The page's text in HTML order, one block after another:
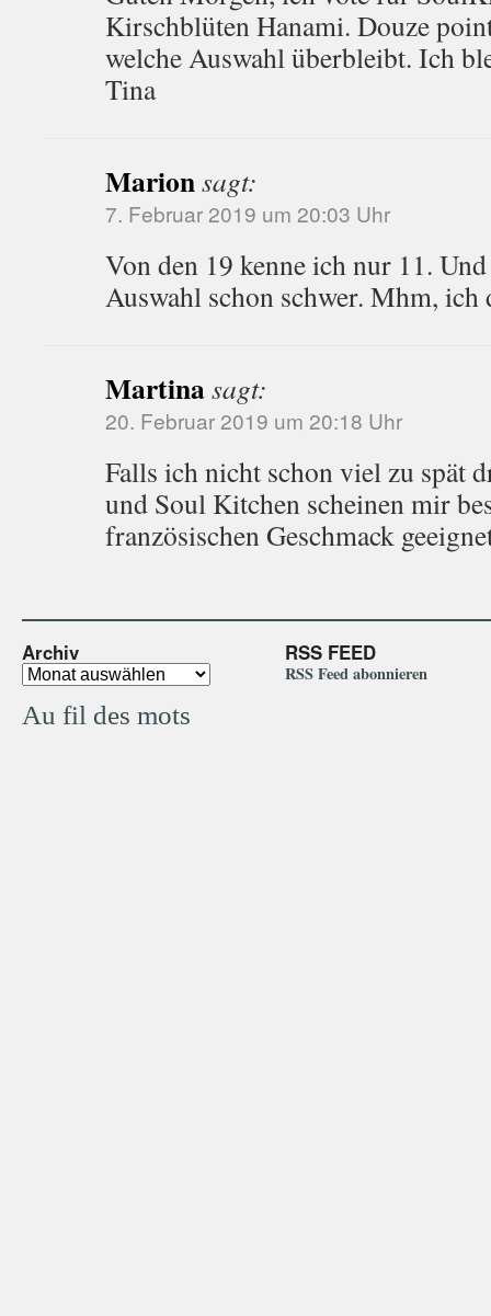
Kirschblüten Hanami. Douze
welche Auswahl überbleibt. Ich
Tina
Marionsagt:
7. Februar 2019 um 20:03 Uhr
Von den 19 kenne ich nur 11.
Auswahl schon schwer. Mhm,
Martinasagt:
20. Februar 2019 um 20:18 Uhr
Falls ich nicht schon viel zu spät
und Soul Kitchen scheinen mir
französischen Geschmack
Archiv RSS FEED
RSS Feed abonnieren
Au fil des mots